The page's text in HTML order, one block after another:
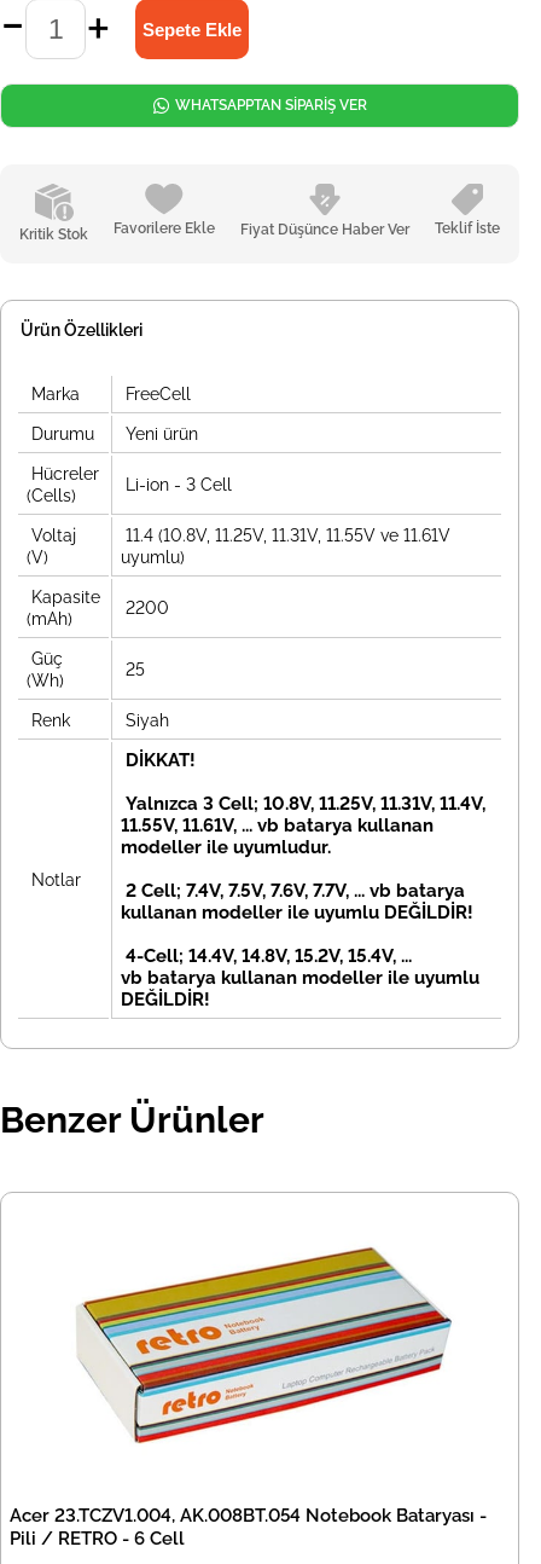
Kritik Stok Favorilere Ekle Fiyat Düşünce Haber Ver Teklif İste
WHATSAPPTAN SİPARİŞ VER
Ürün Özellikleri
Marka FreeCell
Durumu Yeni ürün
Hücreler
(Cells)
Li-ion - 3 Cell
Voltaj
(V)
11.4 (10.8V, 11.25V, 11.31V, 11.55V ve 11.61V
uyumlu)
Kapasite
(mAh)
2200
Güç
(Wh)
25
Renk Siyah
Notlar
DİKKAT!
Yalnızca 3 Cell; 10.8V, 11.25V, 11.31V, 11.4V,
11.55V, 11.61V, ... vb batarya kullanan
modeller ile uyumludur.
2 Cell; 7.4V, 7.5V, 7.6V, 7.7V, ... vb batarya
kullanan modeller ile uyumlu DEĞİLDİR!
4-Cell; 14.4V, 14.8V, 15.2V, 15.4V, ...
vb batarya kullanan modeller ile uyumlu
DEĞİLDİR!
Benzer Ürünler
Acer 23.TCZV1.004, AK.008BT.054 Notebook Bataryası -
Pili / RETRO - 6 Cell